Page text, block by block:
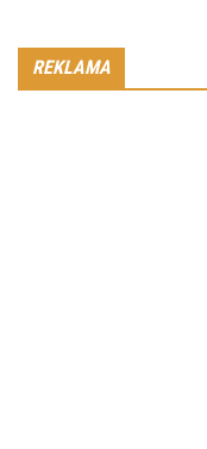
REKLAMA